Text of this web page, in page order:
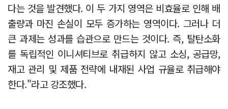
다는 것을 발견했다. 이 두 가지 영역은 비효율로 인해 배
출량과 마진 손실이 모두 증가하는 영역이다. 그러나 더
큰 과제는 성과를 습관으로 만드는 것이다. 즉, 탈탄소화
를 독립적인 이니셔티브로 취급하지 않고 소싱, 공급망,
재고 관리 및 제품 전략에 내재된 사업 규율로 취급해야
한다."라고 강조했다.